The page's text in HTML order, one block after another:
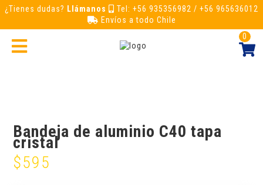
¿Tienes dudas? Llámanos
Tel: +56 935356982 / +56 965636012
Envíos a todo Chile
0
Bandeja de aluminio C40 tapa
cristal
$595